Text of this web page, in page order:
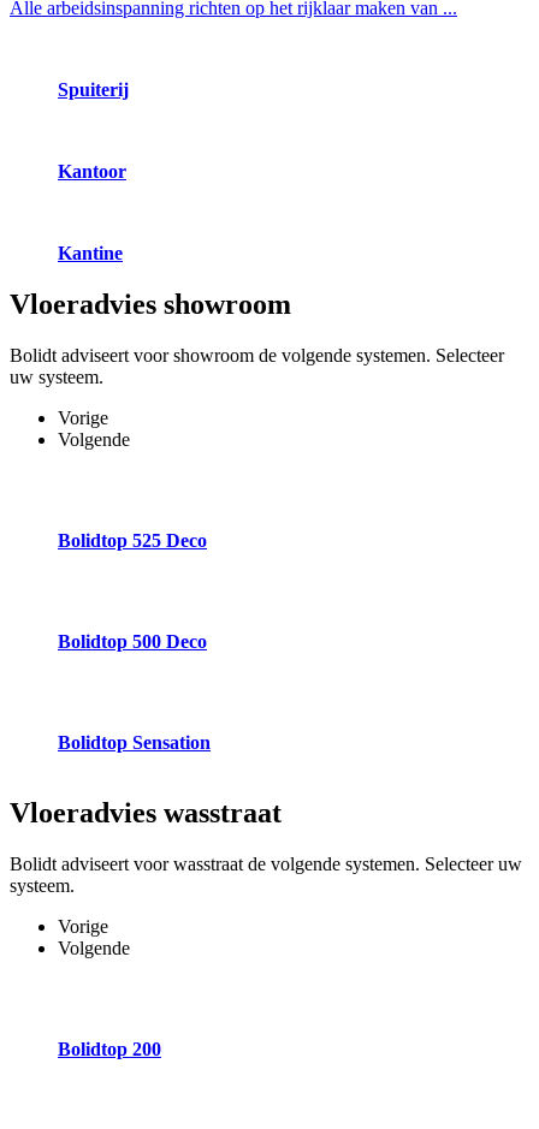
Alle arbeidsinspanning richten op het rijklaar maken van ...
Spuiterij
Kantoor
Kantine
Vloeradvies showroom
Bolidt adviseert voor showroom de volgende systemen. Selecteer
uw systeem.
Vorige
Volgende
Bolidtop 525 Deco
Bolidtop 500 Deco
Bolidtop Sensation
Vloeradvies wasstraat
Bolidt adviseert voor wasstraat de volgende systemen. Selecteer uw
systeem.
Vorige
Volgende
Bolidtop 200